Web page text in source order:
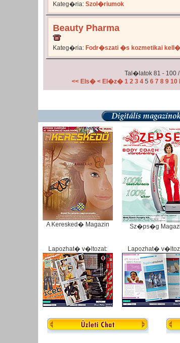
Kateg�ria: Szol�riumok
Beauty Pharma
Kateg�ria: Fodr�szati �s kozmetikai
Tal�latok 81 - 100
<< Els� < El�z� 1 2 3 4 5 6 7 8 9 10
A Keresked� Magazin Sz�ps�g
Lapozhat� v�ltozat: Lapozhat�